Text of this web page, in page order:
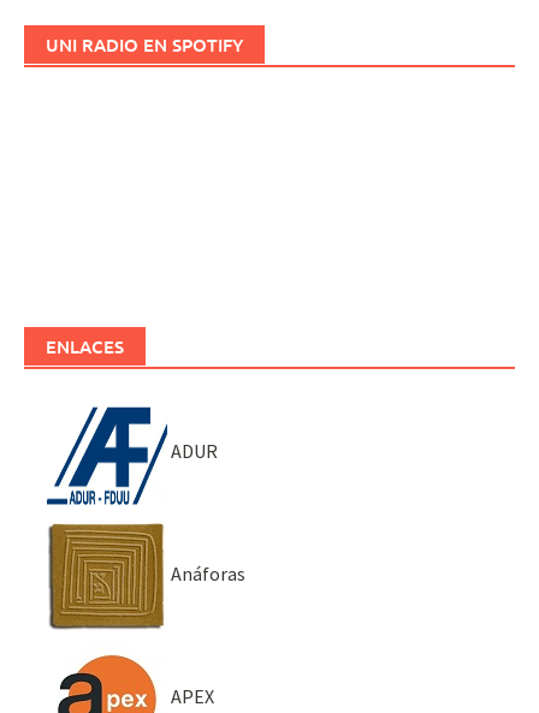
UNI RADIO EN SPOTIFY
ENLACES
ADUR
Anáforas
APEX